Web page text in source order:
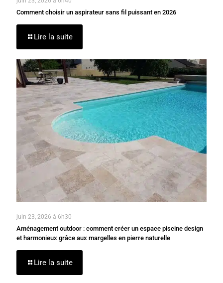
Comment choisir un aspirateur sans fil puissant en 2026
Lire la suite
juin 23, 2026 à 6h30
Aménagement outdoor : comment créer un espace piscine design
et harmonieux grâce aux margelles en pierre naturelle
Lire la suite